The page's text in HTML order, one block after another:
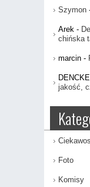
Szymon
Arek-
chińska
marcin-
jakość,
Foto
Komisy